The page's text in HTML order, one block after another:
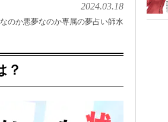
2024.03.18
のか悪夢なのか専属の夢占い師水
？